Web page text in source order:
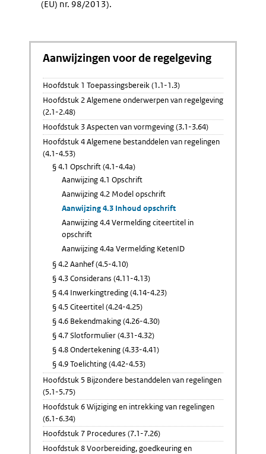
(EU) nr. 98/2013).
Aanwijzingen voor de regelgeving
Hoofdstuk 1 Toepassingsbereik (1.1-1.3)
Hoofdstuk 2 Algemene onderwerpen van regelgeving
(2.1-2.48)
Hoofdstuk 3 Aspecten van vormgeving (3.1-3.64)
Hoofdstuk 4 Algemene bestanddelen van regelingen
(4.1-4.53)
§ 4.1 Opschrift (4.1-4.4a)
Aanwijzing 4.1 Opschrift
Aanwijzing 4.2 Model opschrift
Aanwijzing 4.3 Inhoud opschrift
Aanwijzing 4.4 Vermelding citeertitel in
opschrift
Aanwijzing 4.4a Vermelding KetenID
§ 4.2 Aanhef (4.5-4.10)
§ 4.3 Considerans (4.11-4.13)
§ 4.4 Inwerkingtreding (4.14-4.23)
§ 4.5 Citeertitel (4.24-4.25)
§ 4.6 Bekendmaking (4.26-4.30)
§ 4.7 Slotformulier (4.31-4.32)
§ 4.8 Ondertekening (4.33-4.41)
§ 4.9 Toelichting (4.42-4.53)
Hoofdstuk 5 Bijzondere bestanddelen van regelingen
(5.1-5.75)
Hoofdstuk 6 Wijziging en intrekking van regelingen
(6.1-6.34)
Hoofdstuk 7 Procedures (7.1-7.26)
Hoofdstuk 8 Voorbereiding, goedkeuring en